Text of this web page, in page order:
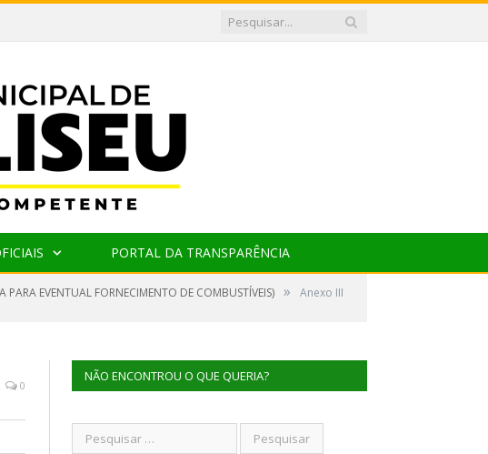
PORTAL DA TRANSPARÊNCIA
EVENTUAL FORNECIMENTO DE COMBUSTÍVEIS) » Anexo III
0
NÃO ENCONTROU O QUE QUERIA?